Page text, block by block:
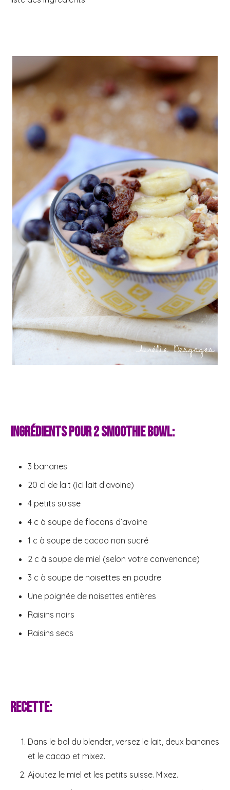
Ingrédients pour 2 smoothie bowl:
3 bananes
20 cl de lait (ici lait d’avoine)
4 petits suisse
4 c à soupe de flocons d’avoine
1 c à soupe de cacao non sucré
2 c à soupe de miel (selon votre convenance)
3 c à soupe de noisettes en poudre
Une poignée de noisettes entières
Raisins noirs
Raisins secs
Recette:
Dans le bol du blender, versez le lait, deux bananes
et le cacao et mixez.
Ajoutez le miel et les petits suisse. Mixez.